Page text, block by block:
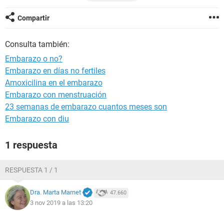
Compartir
Consulta también:
Embarazo o no?
Embarazo en días no fertiles
Amoxicilina en el embarazo
Embarazo con menstruación
23 semanas de embarazo cuantos meses son
Embarazo con diu
1 respuesta
RESPUESTA 1 / 1
Dra. Marta Marnet 47.660
3 nov 2019 a las 13:20